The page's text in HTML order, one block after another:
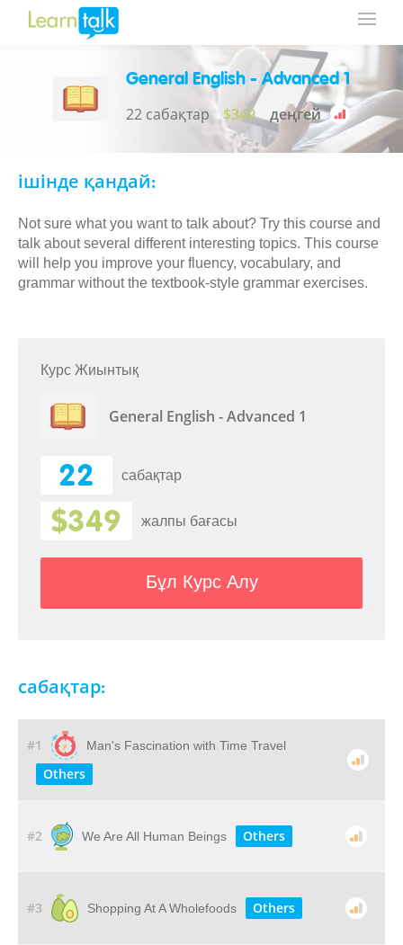
General English - Advanced 1
22 сабақтар $349 деңгей
ішінде қандай:
Not sure what you want to talk about? Try this course and
talk about several different interesting topics. This course
will help you improve your fluency, vocabulary, and
grammar without the textbook-style grammar exercises.
Курс Жиынтық
General English - Advanced 1
22 сабақтар
$349 жалпы бағасы
Бұл Курс Алу
сабақтар:
#1 Man's Fascination with Time Travel
Others
#2 We Are All Human Beings Others
#3 Shopping At A Wholefoods Others